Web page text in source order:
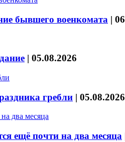
бывшего военкомата |
| 05.08.2026
гребли | 05.08.2026
ещё почти на два месяца